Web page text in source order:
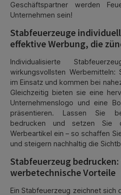
Geschäftspartner werden
Unternehmen sein!
Stabfeuerzeuge
effektive Werbung, die
Individualisierte
wirkungsvollsten Werbemitteln:
im Einsatz und kommen bei
Gleichzeitig bieten sie eine
Unternehmenslogo und eine
präsentieren. Lassen Sie
bedrucken und setzen Sie
Werbeartikel ein – so schaffen
und steigern nachhaltig die
Stabfeuerzeug
werbetechnische Vorteile
Ein Stabfeuerzeug zeichnet sich